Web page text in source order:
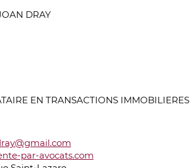
DRAY
EN TRANSACTIONS IMMOBILIERES
par-avocats.com